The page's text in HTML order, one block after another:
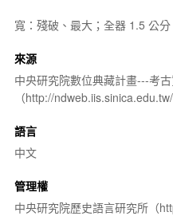
寬：殘破、最大；全器 1.5 公分
來源
中央研究院數位典藏計畫---考
（http://
語言
中文
管理權
中央研究院歷史語言研究所（